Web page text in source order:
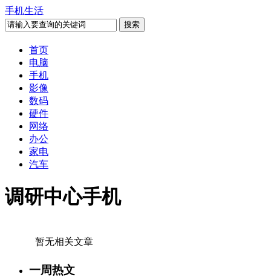
手机生活
首页
电脑
手机
影像
数码
硬件
网络
办公
家电
汽车
调研中心手机
暂无相关文章
一周热文